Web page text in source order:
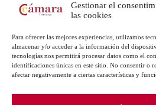
Gestionar el
las cookies
Para ofrecer las mejores experiencias, utilizamos
almacenar y/o acceder a la información del
tecnologías nos permitirá procesar datos como el
identificaciones únicas en este sitio. No consentir o
afectar negativamente a ciertas características y